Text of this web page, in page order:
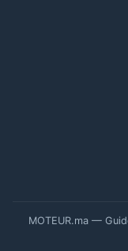
© 2026 MOTEUR.ma